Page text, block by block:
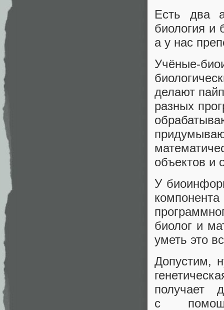
Есть два
биология и
а у нас
делают
разных
объектов и
У
биолог и
уметь это
Допустим,
получает
с